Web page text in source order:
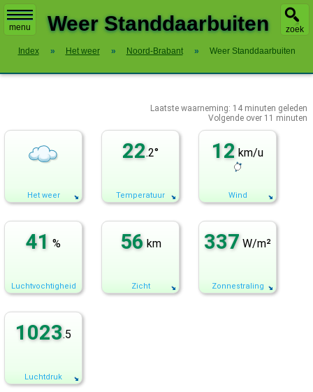
menu zoek
Weer Standdaarbuiten
Index » Het weer » Noord-Brabant » Weer Standdaarbuiten
Laatste waarneming: 14 minuten geleden
Volgende over 11 minuten
Het weer
22.2°
Temperatuur
12 km/u
Wind
41 %
Luchtvochtigheid
56 km
Zicht
337 W/m²
Zonnestraling
1023.5
Luchtdruk